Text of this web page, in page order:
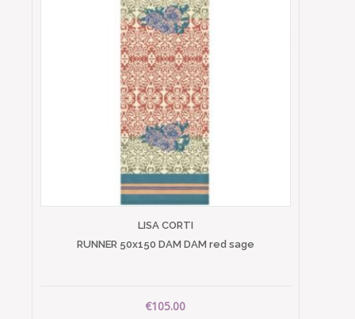
LISA CORTI
RUNNER 50x150 DAM DAM red sage
€105.00